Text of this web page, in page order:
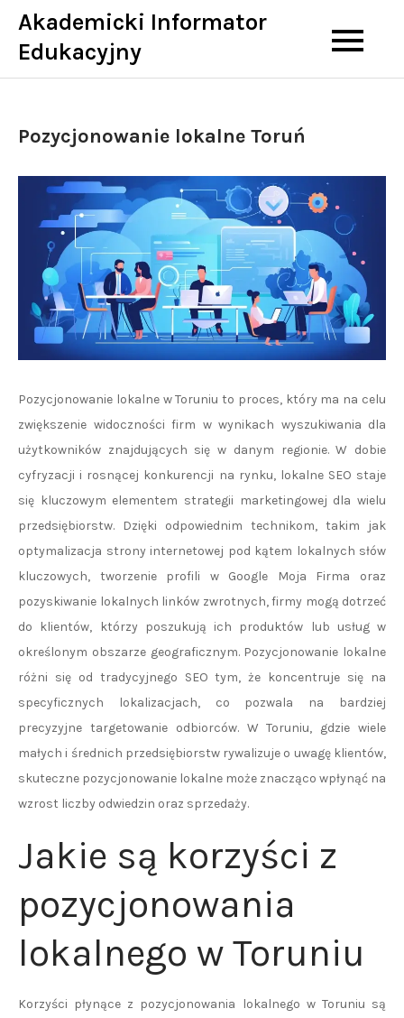
Skip
content
Akademicki Informator
Edukacyjny
Pozycjonowanie lokalne Toruń
Pozycjonowanie lokalne w Toruniu to proces, który ma na celu
zwiększenie widoczności firm w wynikach wyszukiwania dla
użytkowników znajdujących się w danym regionie. W dobie
cyfryzacji i rosnącej konkurencji na rynku, lokalne SEO staje
się kluczowym elementem strategii marketingowej dla wielu
przedsiębiorstw. Dzięki odpowiednim technikom, takim jak
optymalizacja strony internetowej pod kątem lokalnych słów
kluczowych, tworzenie profili w Google Moja Firma oraz
pozyskiwanie lokalnych linków zwrotnych, firmy mogą dotrzeć
do klientów, którzy poszukują ich produktów lub usług w
określonym obszarze geograficznym. Pozycjonowanie lokalne
różni się od tradycyjnego SEO tym, że koncentruje się na
specyficznych lokalizacjach, co pozwala na bardziej
precyzyjne targetowanie odbiorców. W Toruniu, gdzie wiele
małych i średnich przedsiębiorstw rywalizuje o uwagę klientów,
skuteczne pozycjonowanie lokalne może znacząco wpłynąć na
wzrost liczby odwiedzin oraz sprzedaży.
Jakie są korzyści z
pozycjonowania
lokalnego w Toruniu
Korzyści płynące z pozycjonowania lokalnego w Toruniu są